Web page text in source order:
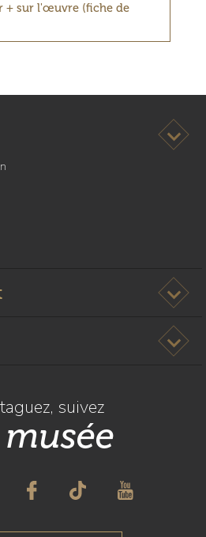
+ sur l'œuvre (fiche de
Ouvrir
Ouvrir
Ouvrir
suivez